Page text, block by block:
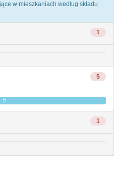
w mieszkaniach według składu
1
5
5
1